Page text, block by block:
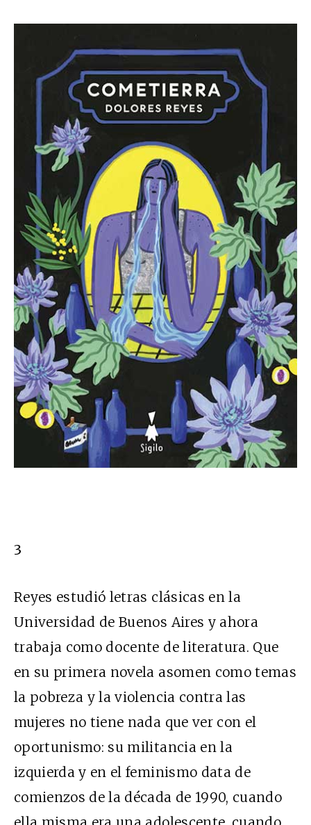
3
Reyes estudió letras clásicas en la
Universidad de Buenos Aires y ahora
trabaja como docente de literatura. Que
en su primera novela asomen como temas
la pobreza y la violencia contra las
mujeres no tiene nada que ver con el
oportunismo: su militancia en la
izquierda y en el feminismo data de
comienzos de la década de 1990, cuando